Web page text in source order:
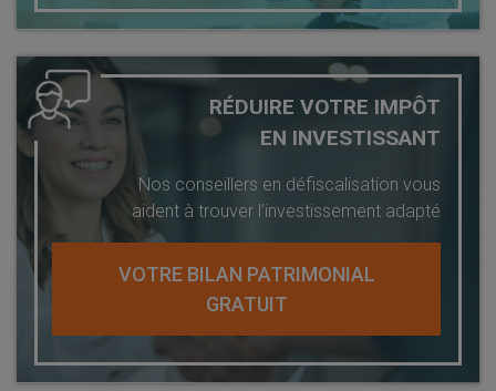
RÉDUIRE VOTRE IMPÔT
EN INVESTISSANT
Nos conseillers en défiscalisation vous
aident à trouver l’investissement adapté
VOTRE BILAN PATRIMONIAL
GRATUIT